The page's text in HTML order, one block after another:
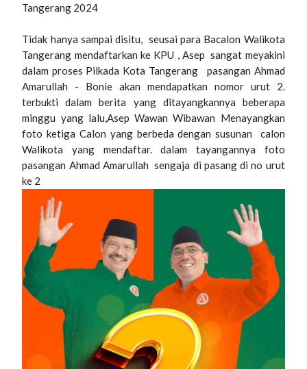
Tangerang 2024
Tidak hanya sampai disitu, seusai para Bacalon Walikota
Tangerang mendaftarkan ke KPU , Asep sangat meyakini
dalam proses Pilkada Kota Tangerang pasangan Ahmad
Amarullah - Bonie akan mendapatkan nomor urut 2.
terbukti dalam berita yang ditayangkannya beberapa
minggu yang lalu,Asep Wawan Wibawan Menayangkan
foto ketiga Calon yang berbeda dengan susunan calon
Walikota yang mendaftar. dalam tayangannya foto
pasangan Ahmad Amarullah sengaja di pasang di no urut
ke 2